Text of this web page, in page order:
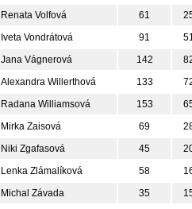
Renata Volfová
61
Iveta Vondrátová
91
Jana Vágnerová
142
Alexandra Willerthová
133
Radana Williamsová
153
Mirka Zaisová
69
Niki Zgafasová
45
Lenka Zlámalíková
58
Michal Závada
35